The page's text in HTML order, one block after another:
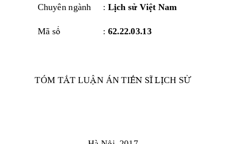
Chuyên ngành : L ịch sử Việt Nam
Mã số : 62.22.03.13
TÓM TẮT LUẬN ÁN TIẾN SĨ LỊCH SỬ